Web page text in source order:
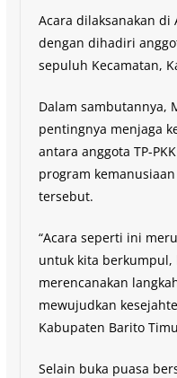
Acara dilaksanakan di
dengan dihadiri
sepuluh Kecamatan,
Dalam sambutannya,
pentingnya menjaga
antara anggota TP-
program
tersebut.
“Acara seperti ini
untuk kita berkumpul,
merencanakan
mewujudkan
Kabupaten Barito
Selain buka puasa